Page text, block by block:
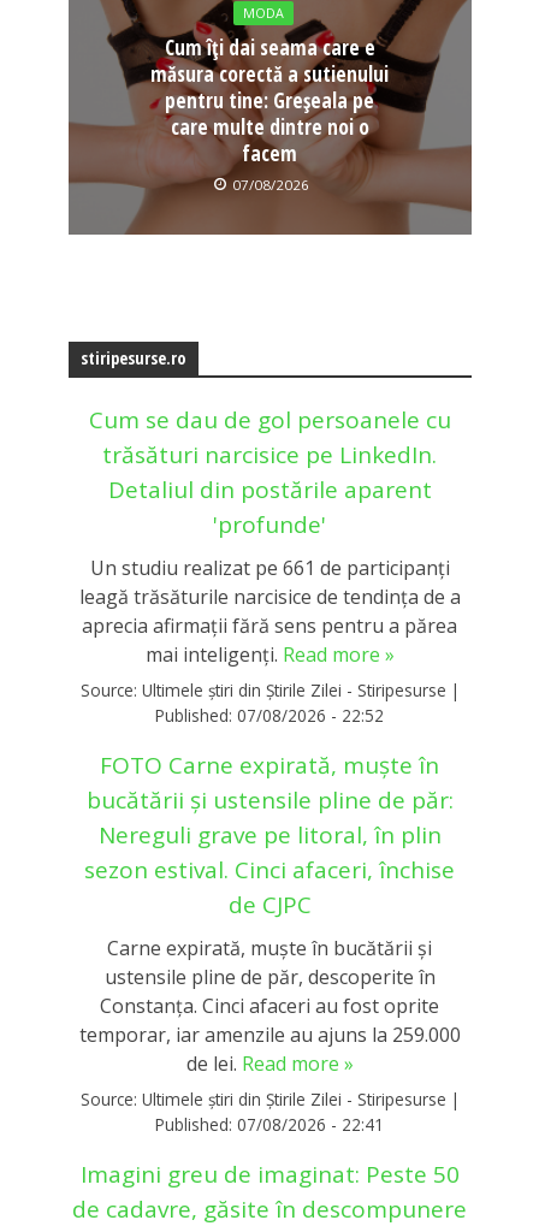
MODA
Cum îți dai seama care e
măsura corectă a sutienului
pentru tine: Greșeala pe
care multe dintre noi o
facem
07/08/2026
stiripesurse.ro
Cum se dau de gol persoanele cu
trăsături narcisice pe LinkedIn.
Detaliul din postările aparent
'profunde'
Un studiu realizat pe 661 de participanți
leagă trăsăturile narcisice de tendința de a
aprecia afirmații fără sens pentru a părea
mai inteligenți. Read more »
Source: Ultimele știri din Știrile Zilei - Stiripesurse |
Published: 07/08/2026 - 22:52
FOTO Carne expirată, muște în
bucătării și ustensile pline de păr:
Nereguli grave pe litoral, în plin
sezon estival. Cinci afaceri, închise
de CJPC
Carne expirată, muște în bucătării și
ustensile pline de păr, descoperite în
Constanța. Cinci afaceri au fost oprite
temporar, iar amenzile au ajuns la 259.000
de lei. Read more »
Source: Ultimele știri din Știrile Zilei - Stiripesurse |
Published: 07/08/2026 - 22:41
Imagini greu de imaginat: Peste 50
de cadavre, găsite în descompunere